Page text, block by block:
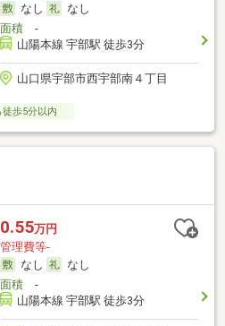
なし
なし
面積-
山陽本線 宇部駅 徒歩3分
山口県宇部市西宇部南４丁目
徒歩5分以内
0.55万円
管理費等-
なし
なし
面積-
山陽本線 宇部駅 徒歩3分